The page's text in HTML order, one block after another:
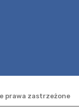
prawa zastrzeżone